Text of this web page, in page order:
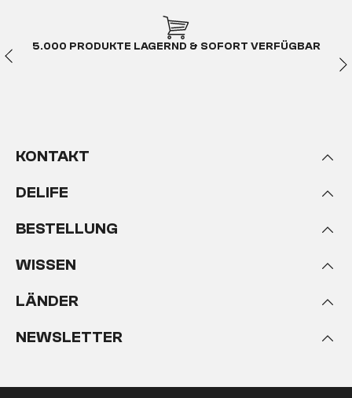
Flachspflanze die sogenannte Leinenfaser
gewonnen und anschließend gesponnen und
gewebt. Bis zur Industrialisierung war Leinen das
verdrängte die Baumwolle das Leinen mit der
Knitteranfälligkeit und den schwierigen Prozess des
überholt. Erst seit einigen Jahren besinnt man sich
des Leinens. Das natürliche Gewebe wird in der
interessanter. Und das zu Recht!
Die Vorteile von
Leinen ist sehr robust und reißfest. Es bleibt über
5.000 PRODUKTE LAGERND & SOFORT VERFÜGBAR
KONTAKT
DELIFE
BESTELLUNG
WISSEN
LÄNDER
NEWSLETTER